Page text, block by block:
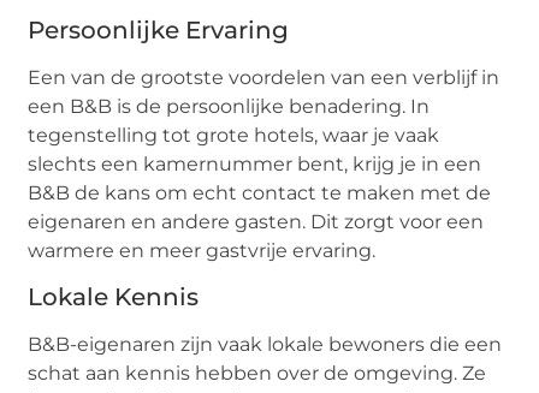
Persoonlijke Ervaring
Een van de grootste voordelen van een verblijf in
een B&B is de persoonlijke benadering. In
tegenstelling tot grote hotels, waar je vaak
slechts een kamernummer bent, krijg je in een
B&B de kans om echt contact te maken met de
eigenaren en andere gasten. Dit zorgt voor een
warmere en meer gastvrije ervaring.
Lokale Kennis
B&B-eigenaren zijn vaak lokale bewoners die een
schat aan kennis hebben over de omgeving. Ze